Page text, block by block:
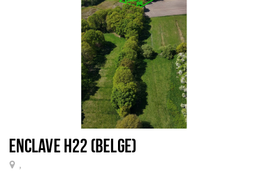
ENCLAVE H22 (BELGE)
,